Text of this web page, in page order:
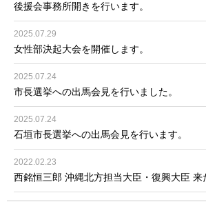
後援会事務所開きを行います。
2025.07.29
女性部決起大会を開催します。
2025.07.24
市長選挙への出馬会見を行いました。
2025.07.24
石垣市長選挙への出馬会見を行います。
2022.02.23
西銘恒三郎 沖縄北方担当大臣・復興大臣 来